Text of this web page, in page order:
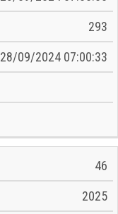
293
28/09/2024 07:00:33
46
2025